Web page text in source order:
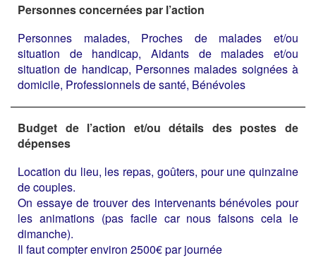
Personnes concernées par l’action
Personnes malades, Proches de malades et/ou
situation de handicap, Aidants de malades et/ou
situation de handicap, Personnes malades soignées à
domicile, Professionnels de santé, Bénévoles
Budget de l’action et/ou détails des postes de
dépenses
Location du lieu, les repas, goûters, pour une quinzaine
de couples.
On essaye de trouver des intervenants bénévoles pour
les animations (pas facile car nous faisons cela le
dimanche).
Il faut compter environ 2500€ par journée